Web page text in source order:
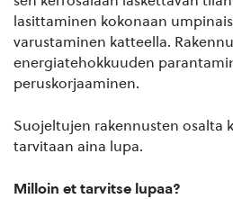
lasittaminen kokonaan
varustaminen katteella.
energiatehokkuuden
peruskorjaaminen.
Suojeltujen rakennusten osalta
tarvitaan aina lupa.
Milloin et tarvitse lupaa?